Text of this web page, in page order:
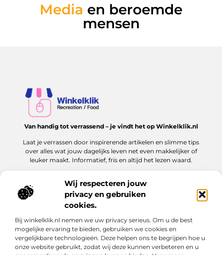
Wij respecteren jouw
privacy en gebruiken
cookies.
Bij winkelklik.nl nemen we uw privacy serieus. Om u de best
mogelijke ervaring te bieden, gebruiken we cookies en
vergelijkbare technologieën. Deze helpen ons te begrijpen hoe u
onze website gebruikt, zodat wij deze kunnen verbeteren en u
Media en beroemde
mensen
Van handig tot verrassend – je vindt het op Winkelklik.nl
Laat je verrassen door inspirerende artikelen en slimme tips
over alles wat jouw dagelijks leven net even makkelijker of
leuker maakt. Informatief, fris en altijd het lezen waard.
Onze informatie
Bericht categorie